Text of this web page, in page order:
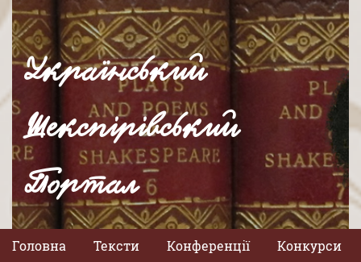
Український
Шекспірівський
Портал
Головна Тексти Конференції
Конкурси